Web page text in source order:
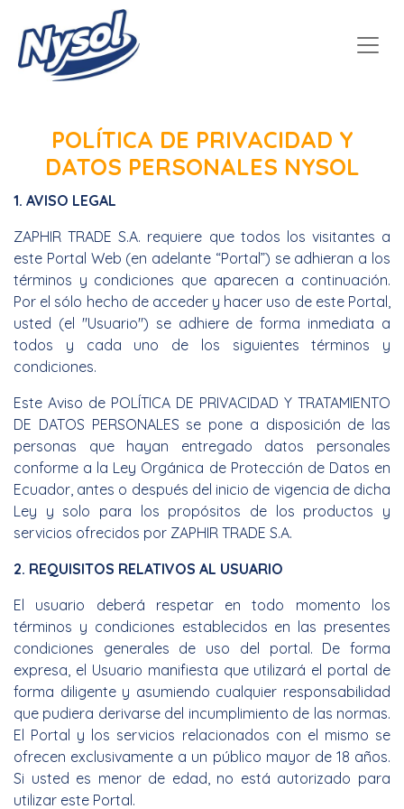
POLÍTICA DE PRIVACIDAD Y
DATOS PERSONALES NYSOL
1. AVISO LEGAL
ZAPHIR TRADE S.A. requiere que todos los visitantes a
este Portal Web (en adelante “Portal”) se adhieran a los
términos y condiciones que aparecen a continuación.
Por el sólo hecho de acceder y hacer uso de este Portal,
usted (el "Usuario") se adhiere de forma inmediata a
todos y cada uno de los siguientes términos y
condiciones.
Este Aviso de POLÍTICA DE PRIVACIDAD Y TRATAMIENTO
DE DATOS PERSONALES se pone a disposición de las
personas que hayan entregado datos personales
conforme a la Ley Orgánica de Protección de Datos en
Ecuador, antes o después del inicio de vigencia de dicha
Ley y solo para los propósitos de los productos y
servicios ofrecidos por ZAPHIR TRADE S.A.
2. REQUISITOS RELATIVOS AL USUARIO
El usuario deberá respetar en todo momento los
términos y condiciones establecidos en las presentes
condiciones generales de uso del portal. De forma
expresa, el Usuario manifiesta que utilizará el portal de
forma diligente y asumiendo cualquier responsabilidad
que pudiera derivarse del incumplimiento de las normas.
El Portal y los servicios relacionados con el mismo se
ofrecen exclusivamente a un público mayor de 18 años.
Si usted es menor de edad, no está autorizado para
utilizar este Portal.